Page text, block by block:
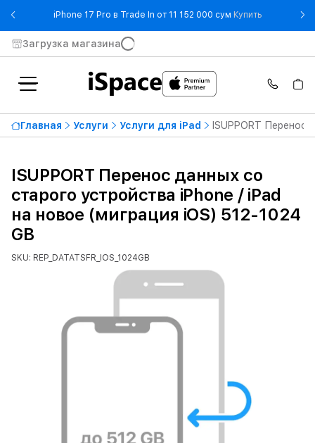
iPhone 17 Pro в Trade In от 11 152 000 сум Купить- iPhone 17
Загрузка магазина
Главная Услуги Услуги для iPad ISUPPORT Перенос
ISUPPORT Перенос данных со
старого устройства iPhone / iPad
на новое (миграция iOS) 512-1024
GB
SKU: REP_DATATSFR_IOS_1024GB